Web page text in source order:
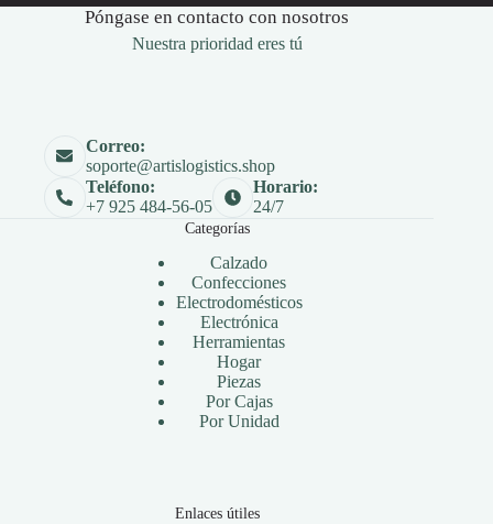
Póngase en contacto con nosotros
Nuestra prioridad eres tú
Correo:
soporte@artislogistics.shop
Teléfono:
+7 925 484-56-05
Horario:
24/7
Categorías
Calzado
Confecciones
Electrodomésticos
Electrónica
Herramientas
Hogar
Piezas
Por Cajas
Por Unidad
Enlaces útiles